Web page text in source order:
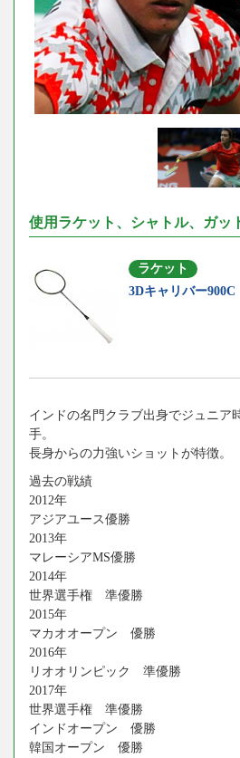
使用ラケット、シャトル、ガッ
ラケット
3Dキャリバー900C
インドの名門クラブ出身でジュニア
手。
長身からの力強いショットが特徴。
過去の戦績
2012年
アジアユース優勝
2013年
マレーシアMS優勝
2014年
世界選手権 準優勝
2015年
マカオオープン 優勝
2016年
リオオリンピック 準優勝
2017年
世界選手権 準優勝
インドオープン 優勝
韓国オープン 優勝